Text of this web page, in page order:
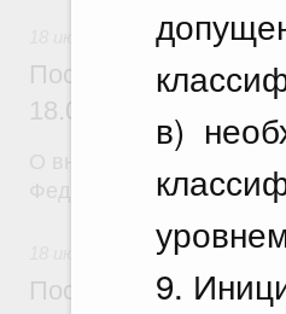
в)
9.
Постановление
18.07.2026 г. № 909
Федерации от 17
Постановление